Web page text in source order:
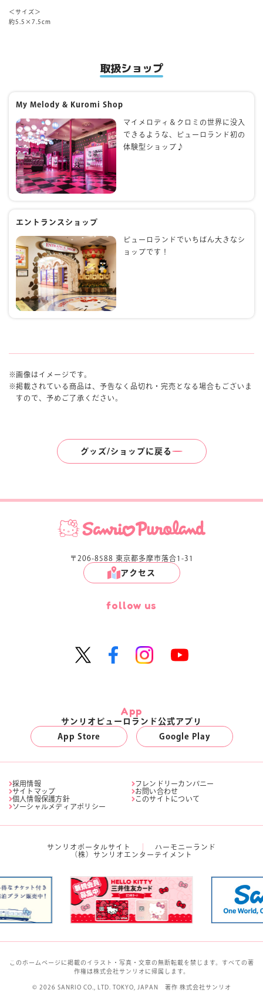
＜サイズ＞
約5.5×7.5cm
取扱ショップ
My Melody & Kuromi Shop
マイメロディ＆クロミの世界に没入
できるような、ピューロランド初の
体験型ショップ♪
エントランスショップ
ピューロランドでいちばん大きなシ
ョップです！
画像はイメージです。
掲載されている商品は、予告なく品切れ・完売となる場合もございま
すので、予めご了承ください。
グッズ/ショップに戻る
〒206-8588 東京都多摩市落合1-31
アクセス
follow us
App
サンリオピューロランド公式アプリ
App Store
Google Play
採用情報
フレンドリーカンパニー
サイトマップ
お問い合わせ
個人情報保護方針
このサイトについて
ソーシャルメディアポリシー
サンリオポータルサイト
ハーモニーランド
（株）サンリオエンターテイメント
このホームページに掲載のイラスト・写真・文章の無断転載を禁じます。すべての著
作権は株式会社サンリオに帰属します。
© 2026 SANRIO CO., LTD. TOKYO, JAPAN 著作 株式会社サンリオ